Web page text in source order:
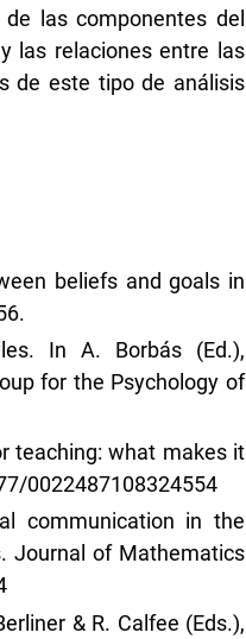
las componentes del
las relaciones entre las
de este tipo de análisis
beliefs and goals in
In A. Borbás (Ed.),
for the Psychology of
teaching: what makes it
0022487108324554
communication in the
Journal of Mathematics
& R. Calfee (Eds.),